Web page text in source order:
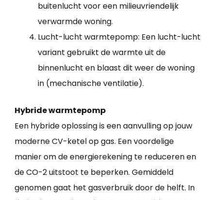
buitenlucht voor een milieuvriendelijk
verwarmde woning.
Lucht-lucht warmtepomp: Een lucht-lucht
variant gebruikt de warmte uit de
binnenlucht en blaast dit weer de woning
in (mechanische ventilatie).
Hybride warmtepomp
Een hybride oplossing is een aanvulling op jouw
moderne CV-ketel op gas. Een voordelige
manier om de energierekening te reduceren en
de CO-2 uitstoot te beperken. Gemiddeld
genomen gaat het gasverbruik door de helft. In